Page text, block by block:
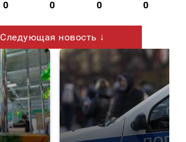
0 0 0 0
Следующая новость ↓